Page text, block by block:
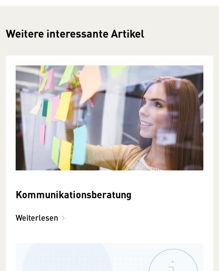
Weitere interessante Artikel
Kommunikationsberatung
Weiterlesen